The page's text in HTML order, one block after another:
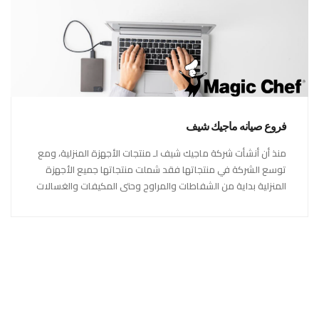
فروع صيانه ماجيك شيف
منذ أن أنشأت شركة ماجيك شيف لـ منتجات الأجهزة المنزلية، ومع
توسع الشركة في منتجاتها فقد شملت منتجاتها جميع الأجهزة
المنزلية بداية من الشفاطات والمراوح وحتى المكيفات والغسالات